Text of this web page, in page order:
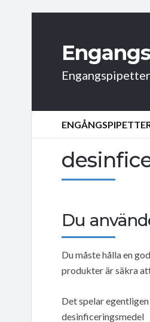
Du
Du måste hålla en
produkter är säkra
Det spelar
desinficeringsmedel